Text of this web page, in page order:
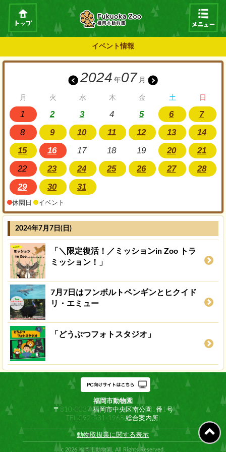
イベント情報
2024 年07 月
月 火 水 木 金 土 日
1 2 3 4 5 6
7
8
9 10 11 12 13
14
15
16 17 18 19 20
21
22
23 24 25 26 27
28
29
30 31
休園日 イベント
2024年7月7日(日)
「＼限定復活！／ミッションin Zoo トラ
ミッション！」
7月7日はフンボルトペンギンとヒクイド
リ・エミュー
「どうぶつフォトスタジオ」
福岡市動物園
〒810-0037 福岡市中央区南公園1番1号
TEL:092-531-1968(総合案内所)
動物取扱業に関する表示
c 2026 福岡市動物園, All Rights Reserved.